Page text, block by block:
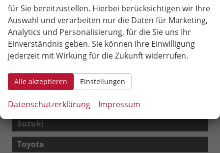
Peugeot
3008
308 SW
Seat
Skoda
Suzuki
Toyota
für Sie bereitzustellen. Hierbei berücksichtigen wir Ihre
Auswahl und verarbeiten nur die Daten für Marketing,
Analytics und Personalisierung, für die Sie uns Ihr
Einverständnis geben. Sie können Ihre Einwilligung
jederzeit mit Wirkung für die Zukunft widerrufen.
Alle akzeptieren Einstellungen
Datenschutzerklärung Impressum